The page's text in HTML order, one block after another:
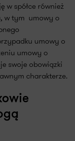
w spółce również
w tym umowy o
umowy o
umowy o
swoje obowiązki
charakterze.